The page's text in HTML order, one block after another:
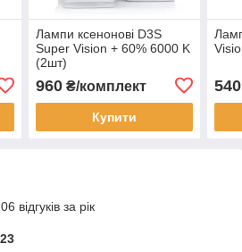
Лампи ксенонові D3S
Super Vision + 60% 6000 K
(2шт)
960₴/комплект
Купити
540
відгуків за рік